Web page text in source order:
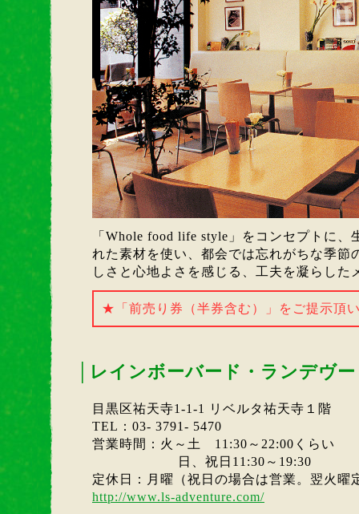
「Whole food life style」をコンセプトに
れた素材を使い、都会では忘れがちな季節
しさと心地よさを感じる、工夫を凝らした
★「前売り券（半券含む）」をご提示頂
レインボーバード・ランデヴ
目黒区祐天寺1-1-1 リベルタ祐天寺１階
TEL：03- 3791- 5470
営業時間：火～土 11:30～22:00くらい
日、祝日11:30～19:30
定休日：月曜（祝日の場合は営業。翌火曜
http://www.ls-adventure.com/